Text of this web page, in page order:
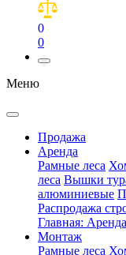
0
0
Меню
Продажа
Аренда
Рамные леса
леса Вышки
алюминиевые
Распродажа
Главная: Аренда
Монтаж
Рамные леса